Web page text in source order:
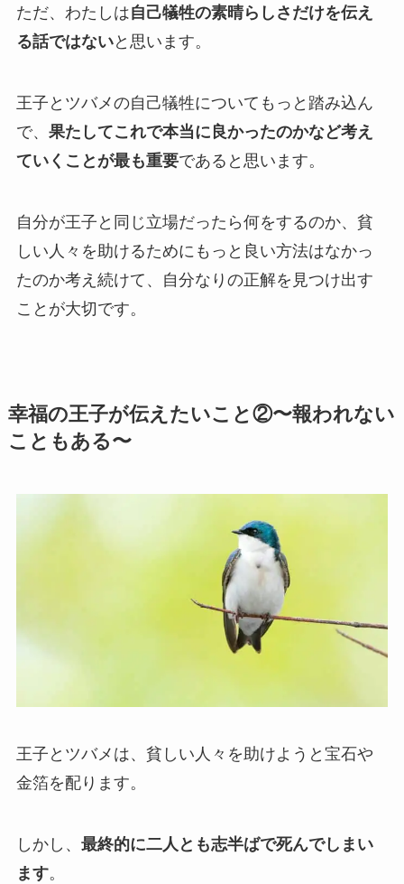
ただ、わたしは自己犠牲の素晴らしさだけを伝え
る話ではないと思います。
王子とツバメの自己犠牲についてもっと踏み込ん
で、 果たしてこれで本当に良かったのかなど考え
ていくこと が最も重要であると思います。
自分が王子と同じ立場だったら何をするのか、貧
しい人々を助けるためにもっと良い方法はなかっ
たのか考え続けて、自分なりの正解を見つけ出す
ことが大切です。
幸福の王子が伝えたいこと②〜報われない
こともある〜
王子とツバメは、貧しい人々を助けようと宝石や
金箔を配ります。
しかし、 最終的に二人とも志半ばで死んでしまい
ます。